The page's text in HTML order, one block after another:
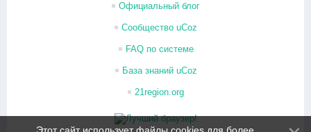
Официальный блог
Сообщество uCoz
FAQ по системе
База знаний uCoz
21region.org